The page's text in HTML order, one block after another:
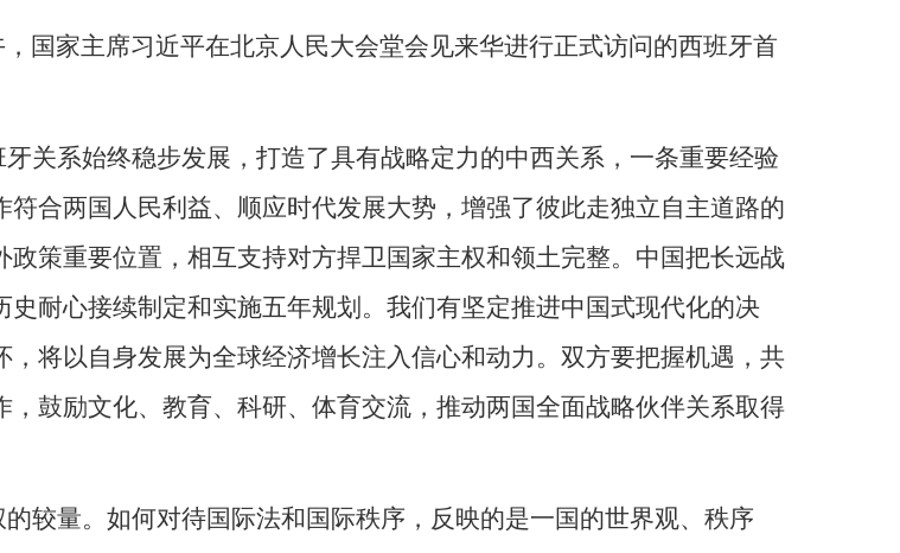
国家主席习近平在北京人民大会堂会见来华进行正式访问的西班牙首
关系始终稳步发展，打造了具有战略定力的中西关系，一条重要经验
合两国人民利益、顺应时代发展大势，增强了彼此走独立自主道路的
策重要位置，相互支持对方捍卫国家主权和领土完整。中国把长远战
耐心接续制定和实施五年规划。我们有坚定推进中国式现代化的决
将以自身发展为全球经济增长注入信心和动力。双方要把握机遇，共
鼓励文化、教育、科研、体育交流，推动两国全面战略伙伴关系取得
较量。如何对待国际法和国际秩序，反映的是一国的世界观、秩序